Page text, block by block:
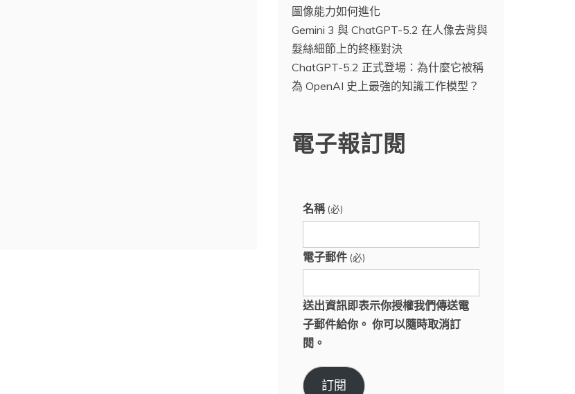
圖像能力如何進化
Gemini 3 與 ChatGPT-5.2 在人像去背與
髮絲細節上的終極對決
ChatGPT-5.2 正式登場：為什麼它被稱
為 OpenAI 史上最強的知識工作模型？
電子報訂閱
名稱 (必)
電子郵件 (必)
送出資訊即表示你授權我們傳送電
子郵件給你。 你可以隨時取消訂
閱。
訂閱